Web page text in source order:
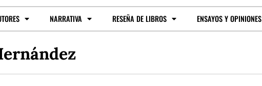
NARRATIVA RESEÑA DE LIBROS ENSAYOS Y OPINIONES